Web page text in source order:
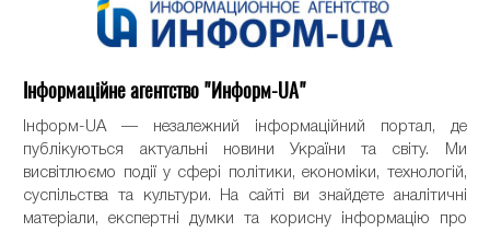
Інформаційне агентство "Информ-UA"
Інформ-UA — незалежний інформаційний портал, де
публікуються актуальні новини України та світу. Ми
висвітлюємо події у сфері політики, економіки, технологій,
суспільства та культури. На сайті ви знайдете аналітичні
матеріали, експертні думки та корисну інформацію про